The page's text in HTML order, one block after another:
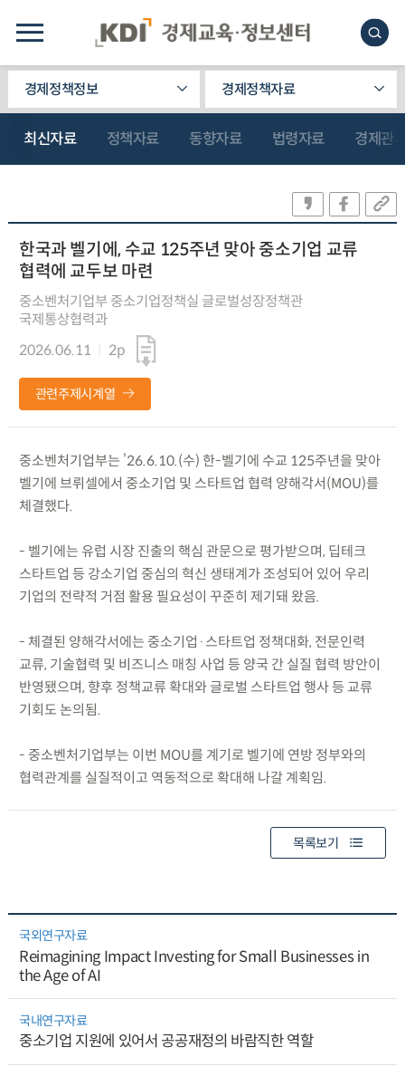
경제정책정보 경제정책자료
최신자료 정책자료 동향자료 법령자료 경제관
한국과 벨기에, 수교 125주년 맞아 중소기업 교류
협력에 교두보 마련
중소벤처기업부 중소기업정책실 글로벌성장정책관
국제통상협력과
2026.06.11
2p
관련주제시계열
중소벤처기업부는 ’26.6.10.(수) 한-벨기에 수교 125주년을 맞아
벨기에 브뤼셀에서 중소기업 및 스타트업 협력 양해각서(MOU)를
체결했다.
- 벨기에는 유럽 시장 진출의 핵심 관문으로 평가받으며, 딥테크
스타트업 등 강소기업 중심의 혁신 생태계가 조성되어 있어 우리
기업의 전략적 거점 활용 필요성이 꾸준히 제기돼 왔음.
- 체결된 양해각서에는 중소기업·스타트업 정책대화, 전문인력
교류, 기술협력 및 비즈니스 매칭 사업 등 양국 간 실질 협력 방안이
반영됐으며, 향후 정책교류 확대와 글로벌 스타트업 행사 등 교류
기회도 논의됨.
- 중소벤처기업부는 이번 MOU를 계기로 벨기에 연방 정부와의
협력관계를 실질적이고 역동적으로 확대해 나갈 계획임.
목록보기
국외연구자료
Reimagining Impact Investing for Small Businesses in
the Age of AI
국내연구자료
중소기업 지원에 있어서 공공재정의 바람직한 역할